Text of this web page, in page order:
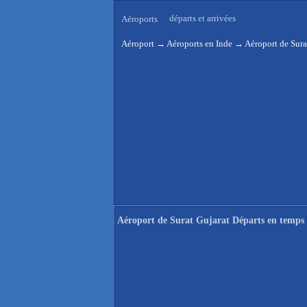
Aéroports départs et arrivées
Aéroport → Aéroports en Inde → Aéroport de
Aéroport de Surat Gujarat Départs en temps